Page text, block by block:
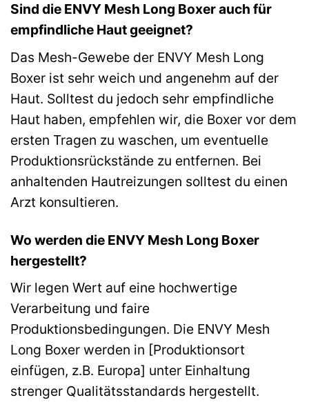
Sind die ENVY Mesh Long Boxer auch für
empfindliche Haut geeignet?
Das Mesh-Gewebe der ENVY Mesh Long
Boxer ist sehr weich und angenehm auf der
Haut. Solltest du jedoch sehr empfindliche
Haut haben, empfehlen wir, die Boxer vor dem
ersten Tragen zu waschen, um eventuelle
Produktionsrückstände zu entfernen. Bei
anhaltenden Hautreizungen solltest du einen
Arzt konsultieren.
Wo werden die ENVY Mesh Long Boxer
hergestellt?
Wir legen Wert auf eine hochwertige
Verarbeitung und faire
Produktionsbedingungen. Die ENVY Mesh
Long Boxer werden in [Produktionsort
einfügen, z.B. Europa] unter Einhaltung
strenger Qualitätsstandards hergestellt.